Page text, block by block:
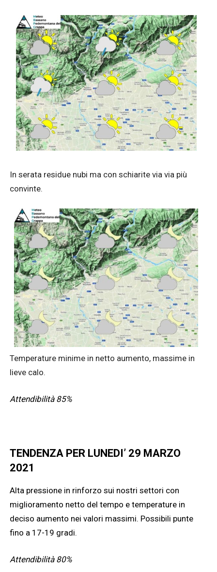
In serata residue nubi ma con schiarite via via più
convinte.
Temperature minime in netto aumento, massime in
lieve calo.
Attendibilità 85%
TENDENZA PER LUNEDI’ 29 MARZO
2021
Alta pressione in rinforzo sui nostri settori con
miglioramento netto del tempo e temperature in
deciso aumento nei valori massimi. Possibili punte
fino a 17-19 gradi.
Attendibilità 80%